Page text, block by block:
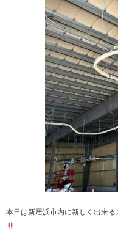
本日は新居浜市内に新しく出来